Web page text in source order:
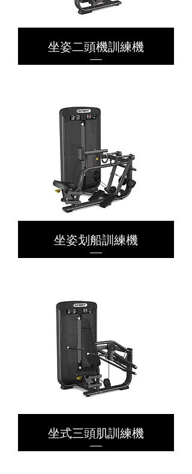
坐姿二頭機訓練機
坐姿划船訓練機
坐式三頭肌訓練機